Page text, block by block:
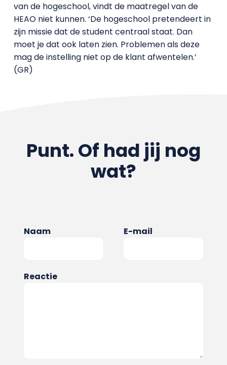
van de hogeschool, vindt de maatregel van de
HEAO niet kunnen. ‘De hogeschool pretendeert in
zijn missie dat de student centraal staat. Dan
moet je dat ook laten zien. Problemen als deze
mag de instelling niet op de klant afwentelen.’
(GR)
Punt. Of had jij nog
wat?
Naam E-mail
Reactie